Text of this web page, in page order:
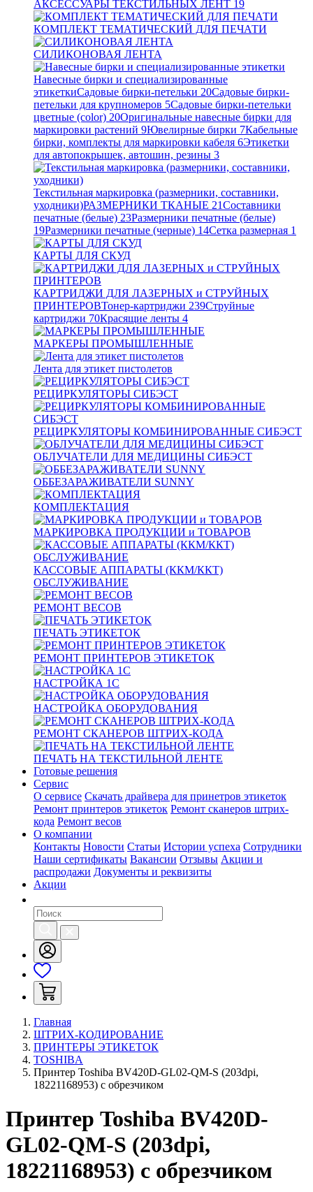
АКСЕССУАРЫ ТЕКСТИЛЬНЫХ ЛЕНТ 19
КОМПЛЕКТ ТЕМАТИЧЕСКИЙ ДЛЯ ПЕЧАТИ
СИЛИКОНОВАЯ ЛЕНТА
Навесные бирки и специализированные
этикеткиСадовые бирки-петельки 20Садовые бирки-
петельки для крупномеров 5Садовые бирки-петельки
цветные (color) 20Оригинальные навесные бирки для
маркировки растений 9Ювелирные бирки 7Кабельные
бирки, комплекты для маркировки кабеля 6Этикетки
для автопокрышек, автошин, резины 3
Текстильная маркировка (размерники, составники,
уходники)РАЗМЕРНИКИ ТКАНЫЕ 21Составники
печатные (белые) 23Размерники печатные (белые)
19Размерники печатные (черные) 14Сетка размерная 1
КАРТЫ ДЛЯ СКУД
КАРТРИДЖИ ДЛЯ ЛАЗЕРНЫХ и СТРУЙНЫХ
ПРИНТЕРОВТонер-картриджи 239Струйные
картриджи 70Красящие ленты 4
МАРКЕРЫ ПРОМЫШЛЕННЫЕ
Лента для этикет пистолетов
РЕЦИРКУЛЯТОРЫ СИБЭСТ
РЕЦИРКУЛЯТОРЫ КОМБИНИРОВАННЫЕ СИБЭСТ
ОБЛУЧАТЕЛИ ДЛЯ МЕДИЦИНЫ СИБЭСТ
ОББЕЗАРАЖИВАТЕЛИ SUNNY
КОМПЛЕКТАЦИЯ
МАРКИРОВКА ПРОДУКЦИИ и ТОВАРОВ
КАССОВЫЕ АППАРАТЫ (ККМ/ККТ)
ОБСЛУЖИВАНИЕ
РЕМОНТ ВЕСОВ
ПЕЧАТЬ ЭТИКЕТОК
РЕМОНТ ПРИНТЕРОВ ЭТИКЕТОК
НАСТРОЙКА 1С
НАСТРОЙКА ОБОРУДОВАНИЯ
РЕМОНТ СКАНЕРОВ ШТРИХ-КОДА
ПЕЧАТЬ НА ТЕКСТИЛЬНОЙ ЛЕНТЕ
Готовые решения
Сервис
О сервисе Скачать драйвера для принетров этикеток
Ремонт принтеров этикеток Ремонт сканеров штрих-
кода Ремонт весов
О компании
Контакты Новости Статьи Истории успеха Сотрудники
Наши сертификаты Вакансии Отзывы Акции и
распродажи Документы и реквизиты
Акции
Главная
ШТРИХ-КОДИРОВАНИЕ
ПРИНТЕРЫ ЭТИКЕТОК
TOSHIBA
Принтер Toshiba BV420D-GL02-QM-S (203dpi,
18221168953) с обрезчиком
Принтер Toshiba BV420D-
GL02-QM-S (203dpi,
18221168953) с обрезчиком